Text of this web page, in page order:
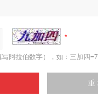
阿拉伯数字），如：三加四=7